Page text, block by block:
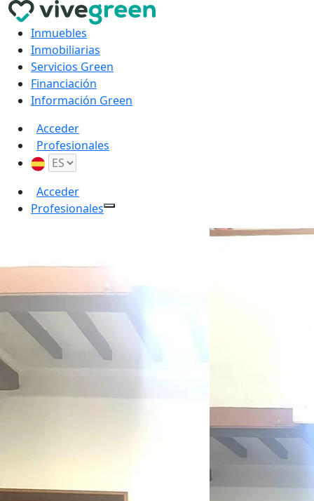
Inmuebles
Inmobiliarias
Servicios Green
Financiación
Información Green
Acceder
Profesionales
Acceder
Profesionales